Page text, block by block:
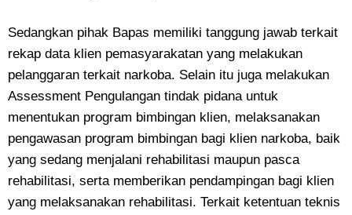
Sedangkan pihak Bapas memiliki tanggung jawab terkait
rekap data klien pemasyarakatan yang melakukan
pelanggaran terkait narkoba. Selain itu juga melakukan
Assessment Pengulangan tindak pidana untuk
menentukan program bimbingan klien, melaksanakan
pengawasan program bimbingan bagi klien narkoba, baik
yang sedang menjalani rehabilitasi maupun pasca
rehabilitasi, serta memberikan pendampingan bagi klien
yang melaksanakan rehabilitasi. Terkait ketentuan teknis